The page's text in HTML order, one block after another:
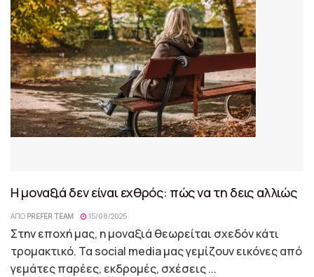
Η μοναξιά δεν είναι εχθρός: πώς να τη δεις αλλιώς
ΑΠΌ PREFER TEAM 15/08/2025
Στην εποχή μας, η μοναξιά θεωρείται σχεδόν κάτι
τρομακτικό. Τα social media μας γεμίζουν εικόνες από
γεμάτες παρέες, εκδρομές, σχέσεις ...